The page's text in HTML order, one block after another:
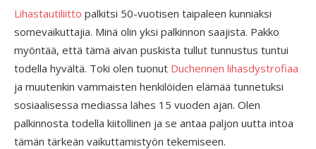
Lihastautiliitto palkitsi 50-vuotisen taipaleen kunniaksi
somevaikuttajia. Minä olin yksi palkinnon saajista. Pakko
myöntää, että tämä aivan puskista tullut tunnustus tuntui
todella hyvältä. Toki olen tuonut Duchennen lihasdystrofiaa
ja muutenkin vammaisten henkilöiden elämää tunnetuksi
sosiaalisessa mediassa lähes 15 vuoden ajan. Olen
palkinnosta todella kiitollinen ja se antaa paljon uutta intoa
tämän tärkeän vaikuttamistyön tekemiseen.